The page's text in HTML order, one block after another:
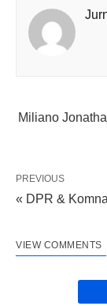
Miliano
PREVIOUS
« DPR &
VIEW COMMENTS